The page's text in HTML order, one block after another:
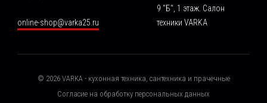
online-shop@varka25.ru
9 "Б", 1 этаж. Салон
техники VARKA
© 2026VARKA - кухонная техника, сантехника и прачечные
Согласие на обработку персональных данных